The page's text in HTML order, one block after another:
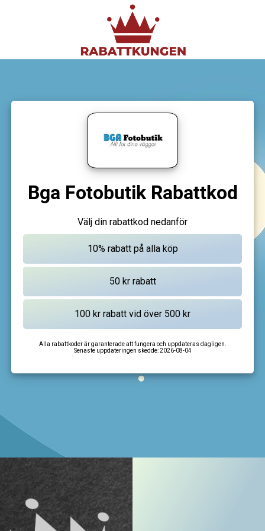
Bga Fotobutik Rabattkod
Välj din rabattkod nedanför
Alla rabattkoder är garanterade att fungera och uppdateras dagligen.
Senaste uppdateringen skedde:2026-08-04